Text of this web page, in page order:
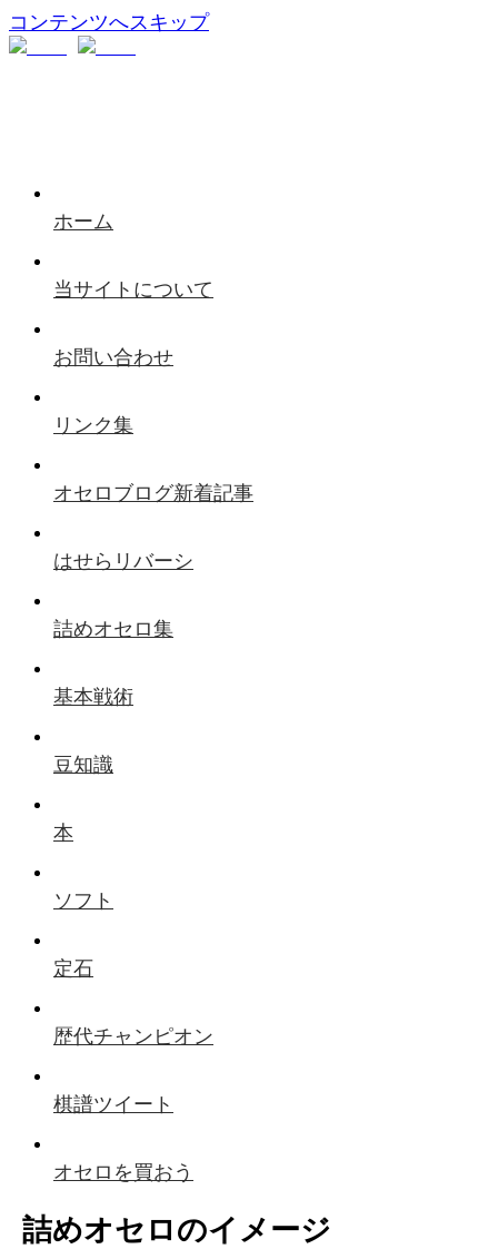
コンテンツへスキップ
ホーム
当サイトについて
お問い合わせ
リンク集
オセロブログ新着記事
はせらリバーシ
詰めオセロ集
基本戦術
豆知識
本
ソフト
定石
歴代チャンピオン
棋譜ツイート
オセロを買おう
詰めオセロのイメージ